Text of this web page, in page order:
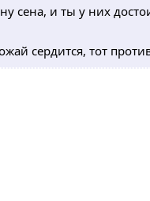
сена, и ты у них
сердится, тот